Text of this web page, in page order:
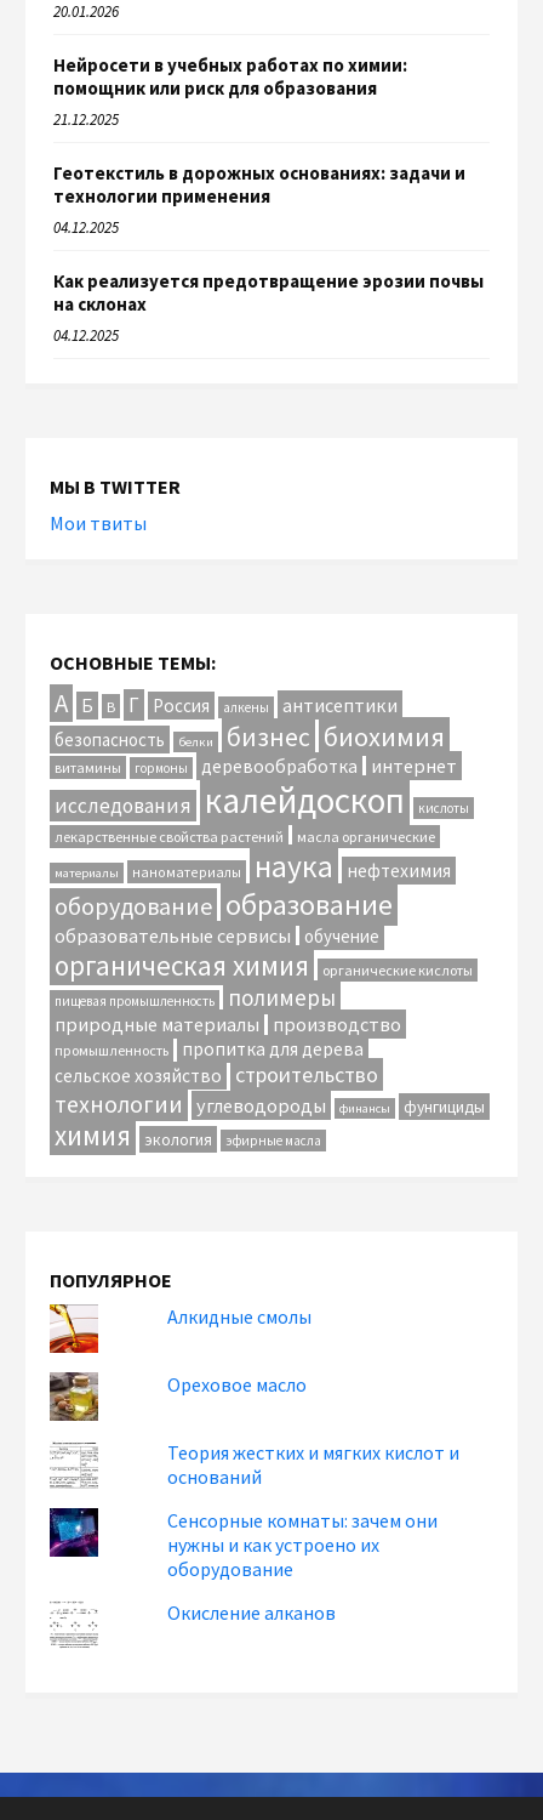
20.01.2026
Нейросети в учебных работах по химии:
помощник или риск для образования
21.12.2025
Геотекстиль в дорожных основаниях: задачи и
технологии применения
04.12.2025
Как реализуется предотвращение эрозии почвы
на склонах
04.12.2025
МЫ В TWITTER
Мои твиты
ОСНОВНЫЕ ТЕМЫ:
А Б В Г Россия алкены антисептики
безопасность белки бизнес биохимия
витамины гормоны деревообработка интернет
исследования калейдоскоп кислоты
лекарственные свойства растений масла органические
материалы наноматериалы наука нефтехимия
оборудование образование
образовательные сервисы обучение
органическая химия органические кислоты
пищевая промышленность полимеры
природные материалы производство
промышленность
пропитка для дерева
сельское хозяйство
строительство
технологии углеводороды финансы фунгициды
химия экология эфирные масла
ПОПУЛЯРНОЕ
Алкидные смолы
Ореховое масло
Теория жестких и мягких кислот и
оснований
Сенсорные комнаты: зачем они
нужны и как устроено их
оборудование
Окисление алканов